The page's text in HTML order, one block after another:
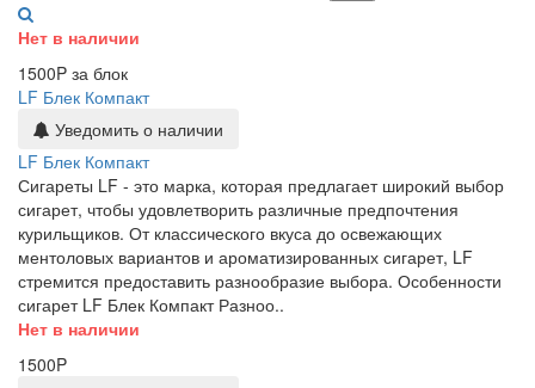
Нет в наличии
1500P за блок
LF Блек Компакт
Уведомить о наличии
LF Блек Компакт
Сигареты LF - это марка, которая предлагает широкий выбор
сигарет, чтобы удовлетворить различные предпочтения
курильщиков. От классического вкуса до освежающих
ментоловых вариантов и ароматизированных сигарет, LF
стремится предоставить разнообразие выбора. Особенности
сигарет LF Блек Компакт Разноо..
Нет в наличии
1500P